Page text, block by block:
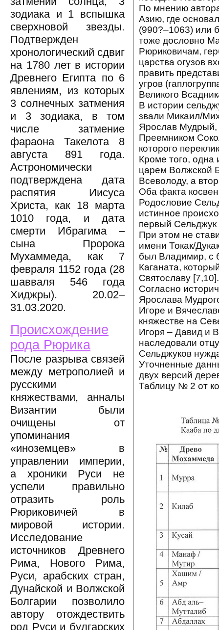
зодиака и 1 вспышка
сверхновой звезды.
Подтвержден
хронологический сдвиг
на 1780 лет в истории
Древнего Египта по 6
явлениям, из которых
3 солнечных затмения
и 3 зодиака, в том
числе затмение
фараона Такелота 8
августа 891 года.
Астрономически
подтверждена дата
распятия Иисуса
Христа, как 18 марта
1010 года, и дата
смерти Ибрагима –
сына Пророка
Мухаммеда, как 7
февраля 1152 года (28
шавваля 546 года
Хиджры). 20.02–
31.03.2020.
Происхождение
рода Рюрика
После разрыва связей
между метрополией и
русскими
княжествами, анналы
Византии были
очищены от
упоминания
«иноземцев» в
управлении империи,
а хроники Руси не
успели правильно
отразить роль
Рюриковичей в
мировой истории.
Исследование
источников Древнего
Рима, Нового Рима,
Руси, арабских стран,
Дунайской и Волжской
Болгарии позволило
автору отождествить
род Руси и булгарских
По мнению
Азию, где
(990?–1063) или
тоже дословно
Рюриковичам,
царства огузов
править
угров
Великого
В истории
звали Микаил/
Ярослав Мудрый,
Преемником
которого
Кроме того,
царем Волжской
Всеволоду, а
Оба факта
Родословие
истинное
первый Сельджук
При этом не
имени Токак/
был Владимир, с
Каганата,
Святославу [7,10].
Согласно
Ярослава
Игоре и
княжестве на
Игоря – Давид и
наследовали
Сельджуков
Уточненные
двух версий
Таблицу № 2 от